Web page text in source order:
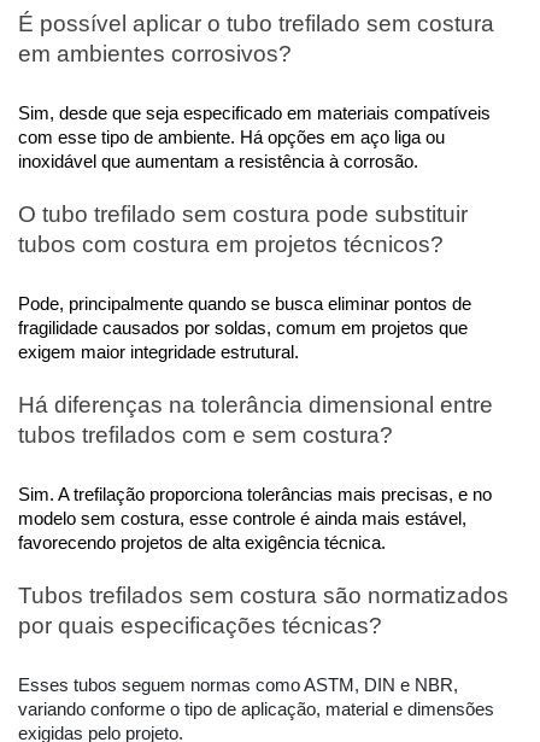
É possível aplicar o tubo trefilado sem costura
em ambientes corrosivos?
Sim, desde que seja especificado em materiais compatíveis
com esse tipo de ambiente. Há opções em aço liga ou
inoxidável que aumentam a resistência à corrosão.
O tubo trefilado sem costura pode substituir
tubos com costura em projetos técnicos?
Pode, principalmente quando se busca eliminar pontos de
fragilidade causados por soldas, comum em projetos que
exigem maior integridade estrutural.
Há diferenças na tolerância dimensional entre
tubos trefilados com e sem costura?
Sim. A trefilação proporciona tolerâncias mais precisas, e no
modelo sem costura, esse controle é ainda mais estável,
favorecendo projetos de alta exigência técnica.
Tubos trefilados sem costura são normatizados
por quais especificações técnicas?
Esses tubos seguem normas como ASTM, DIN e NBR,
variando conforme o tipo de aplicação, material e dimensões
exigidas pelo projeto.